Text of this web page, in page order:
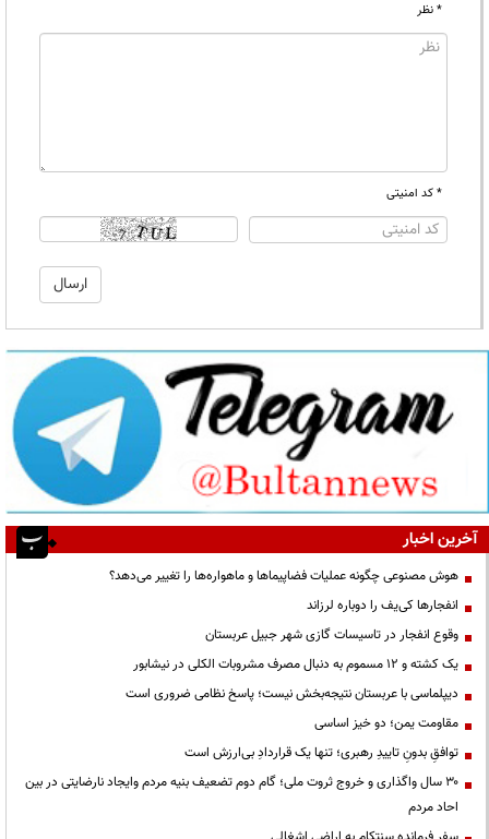
* نظر
* کد امنیتی
آخرین اخبار
هوش مصنوعی چگونه عملیات فضاپیماها و ماهواره‌ها را تغییر می‌دهد؟
انفجارها کی‌یف را دوباره لرزاند
وقوع انفجار در تاسیسات گازی شهر جبیل عربستان
یک کشته و ۱۲ مسموم به دنبال مصرف مشروبات الکلی در نیشابور
دیپلماسی با عربستان نتیجه‌بخش نیست؛ پاسخ نظامی ضروری است
مقاومت یمن؛ دو خیز اساسی
توافقِ بدونِ تاییدِ رهبری؛ تنها یک قراردادِ بی‌ارزش است
۳۰ سال واگذاری و خروج ثروت ملی؛ گام دوم تضعیف بنیه مردم وایجاد نارضایتی در بین
احاد مردم